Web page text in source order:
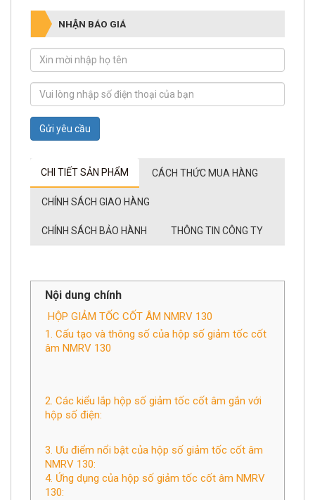
NHẬN BÁO GIÁ
Gửi yêu cầu
CHI TIẾT SẢN PHẨM CÁCH THỨC MUA HÀNG
CHÍNH SÁCH GIAO HÀNG
CHÍNH SÁCH BẢO HÀNH THÔNG TIN CÔNG TY
Nội dung chính
HỘP GIẢM TỐC CỐT ÂM NMRV 130
1. Cấu tạo và thông số của hộp số giảm tốc cốt
âm NMRV 130
2. Các kiểu lắp hộp số giảm tốc cốt âm gắn với
hộp số điện:
3. Ưu điểm nổi bật của hộp số giảm tốc cốt âm
NMRV 130:
4. Ứng dụng của hộp số giảm tốc cốt âm NMRV
130: